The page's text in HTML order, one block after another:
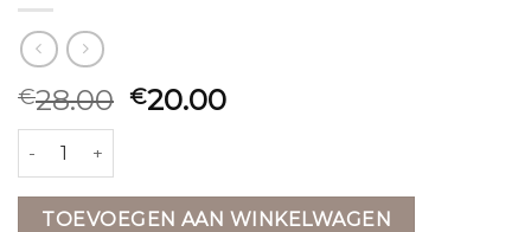
€28.00 €20.00
oorbellen meisje aantal
TOEVOEGEN AAN WINKELWAGEN